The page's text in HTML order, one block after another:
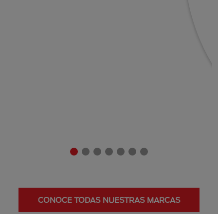
CONOCE TODAS NUESTRAS MARCAS